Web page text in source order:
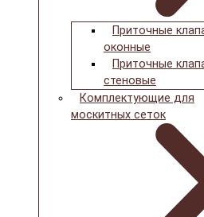
Приточные
оконные
Приточные
стеновые
Комплектующие для
москитных сеток